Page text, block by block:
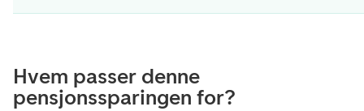
Hvem passer denne
pensjonssparingen for?